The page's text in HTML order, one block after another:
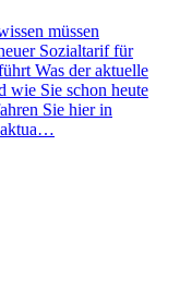
müssen
Sozialtarif für
Was der aktuelle
wie Sie schon heute
Sie hier in
aktua…